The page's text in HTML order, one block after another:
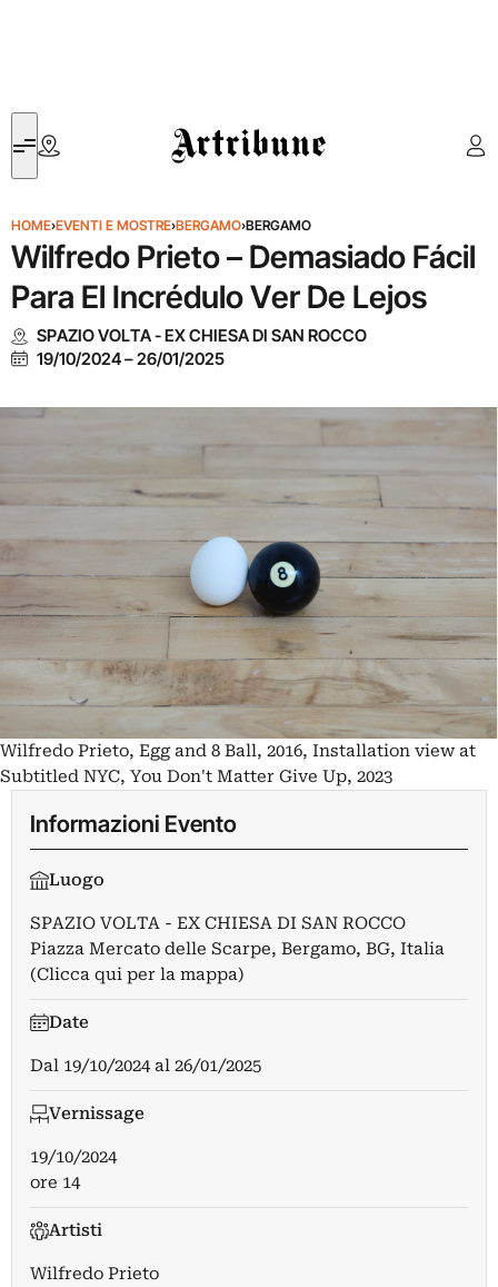
Artribune
HOME›EVENTI E MOSTRE›BERGAMO›BERGAMO
Wilfredo Prieto – Demasiado Fácil
Para El Incrédulo Ver De Lejos
SPAZIO VOLTA - EX CHIESA DI SAN ROCCO
19/10/2024–26/01/2025
Wilfredo Prieto, Egg and 8 Ball, 2016, Installation view at
Subtitled NYC, You Don't Matter Give Up, 2023
Informazioni Evento
Luogo
SPAZIO VOLTA - EX CHIESA DI SAN ROCCO
Piazza Mercato delle Scarpe, Bergamo, BG, Italia
(Clicca qui per la mappa)
Date
Dal 19/10/2024al 26/01/2025
Vernissage
19/10/2024
ore 14
Artisti
Wilfredo Prieto